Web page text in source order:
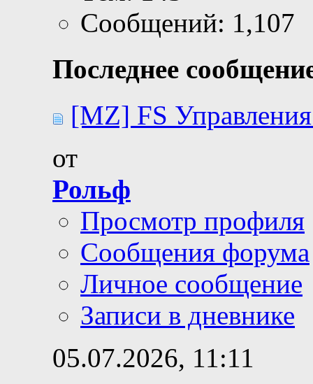
Сообщений: 1,107
Последнее
[MZ] FS
от
Рольф
Просмотр профиля
Сообщения форума
Личное сообщение
Записи в дневнике
05.07.2026, 11:11